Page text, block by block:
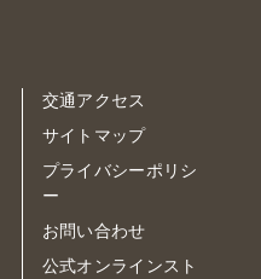
交通アクセス
サイトマップ
プライバシーポリシ
ー
お問い合わせ
公式オンラインスト